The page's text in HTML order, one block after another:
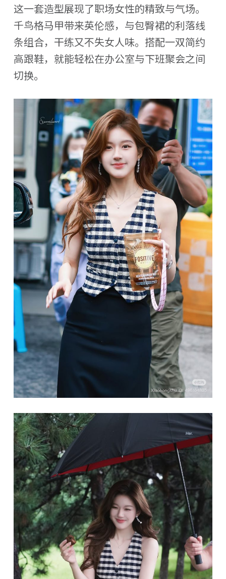
这一套造型展现了职场女性的精致与气场。
千鸟格马甲带来英伦感，与包臀裙的利落线
条组合，干练又不失女人味。搭配一双简约
高跟鞋，就能轻松在办公室与下班聚会之间
切换。